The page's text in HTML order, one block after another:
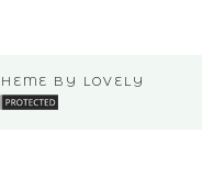
BY LOVELY